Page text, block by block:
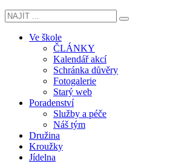
Ve škole
ČLÁNKY
Kalendář akcí
Schránka důvěry
Fotogalerie
Starý web
Poradenství
Služby a péče
Náš tým
Družina
Kroužky
Jídelna